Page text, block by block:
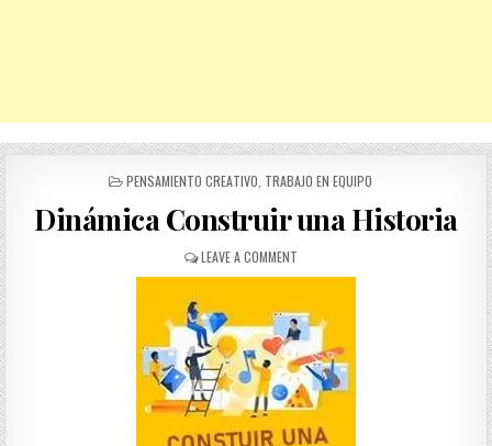
POSTED
PENSAMIENTO CREATIVO TRABAJO EN EQUIPO
Dinámica Construir una Historia
LEAVE A COMMENTON
DINÁMICA
UNA
HISTORIA